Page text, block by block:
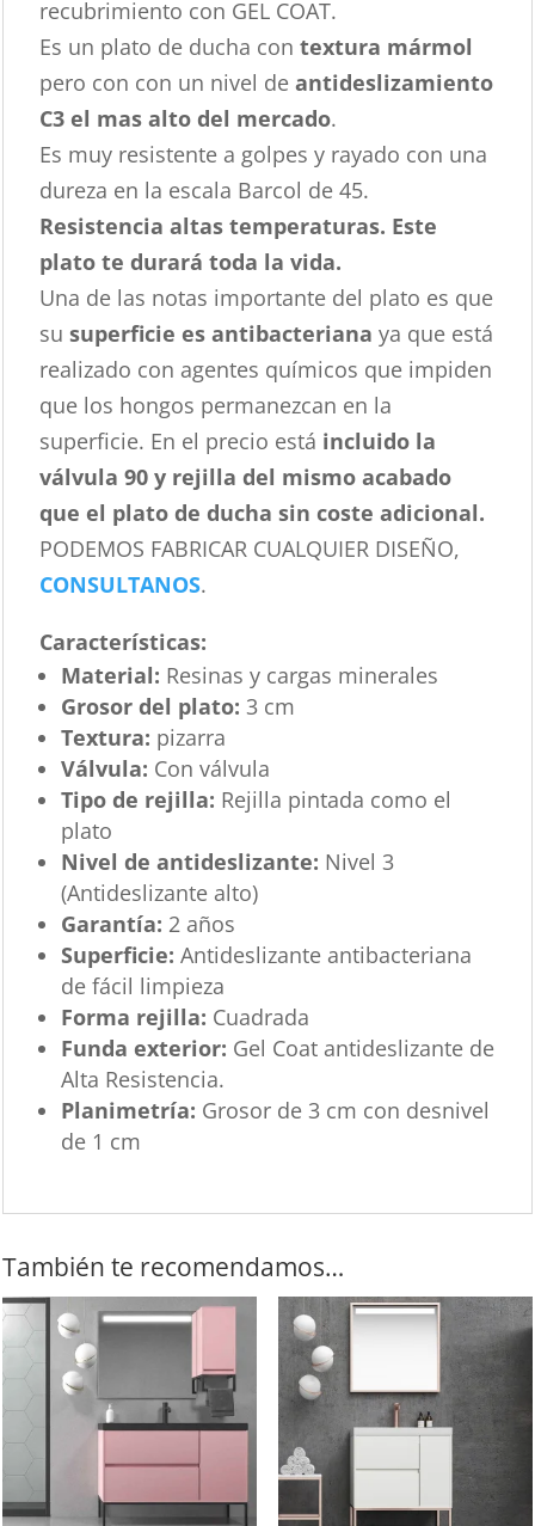
recubrimiento con GEL COAT.
Es un plato de ducha con textura mármol
pero con con un nivel deantideslizamiento
C3 el mas alto del mercado.
Es muy resistente a golpes y rayado con una
dureza en la escala Barcol de 45.
Resistencia altas temperaturas. Este
plato te durará toda la vida.
Una de las notas importante del plato es que
susuperficie es antibacterianaya que está
realizado con agentes químicos que impiden
que los hongos permanezcan en la
superficie. En el precio está incluido la
válvula 90 y rejilla del mismo acabado
que el plato de ducha sin coste adicional.
PODEMOS FABRICAR CUALQUIER DISEÑO,
CONSULTANOS.
Características:
Material: Resinas y cargas minerales
Grosor del plato: 3 cm
Textura: pizarra
Válvula: Con válvula
Tipo de rejilla: Rejilla pintada como el
plato
Nivel de antideslizante: Nivel 3
(Antideslizante alto)
Garantía: 2 años
Superficie: Antideslizante antibacteriana
de fácil limpieza
Forma rejilla: Cuadrada
Funda exterior: Gel Coat antideslizante de
Alta Resistencia.
Planimetría: Grosor de 3 cm con desnivel
de 1 cm
También te recomendamos…